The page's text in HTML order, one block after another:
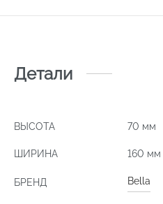
Детали
ВЫСОТА 70 мм
ШИРИНА 160 мм
БРЕНД Bella